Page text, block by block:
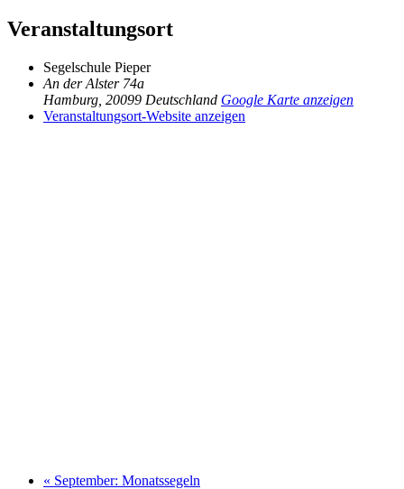
Veranstaltungsort
Segelschule Pieper
An der Alster 74a
Hamburg 20099 Deutschland Google Karte anzeigen
Veranstaltungsort-Website anzeigen
« September: Monatssegeln